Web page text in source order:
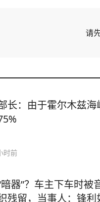
请
长：由于霍尔木兹
时前
器”？车主下车时被
残留，当事人：锋利